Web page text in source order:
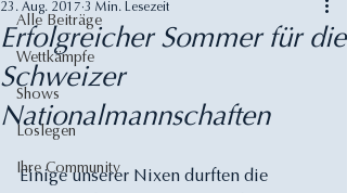
Alle Beiträge
Wettkämpfe
Shows
Loslegen
Ihre Community
Erfolgreicher Sommer für die
Schweizer
Nationalmannschaften
23. Aug. 2017 3 Min. Lesezeit
Einige unserer Nixen durften die